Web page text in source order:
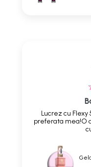
Lucrez cu Flexy
preferata mea!O